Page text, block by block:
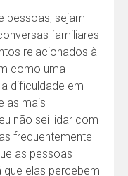
pessoas, sejam
familiares
relacionados à
como uma
dificuldade em
as mais
não sei lidar com
frequentemente
as pessoas
elas percebem